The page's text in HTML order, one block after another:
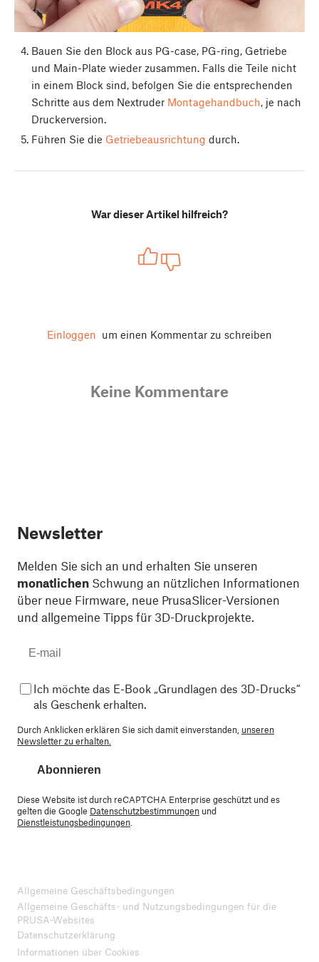
Bauen Sie den Block aus PG-case, PG-ring, Getriebe
und Main-Plate wieder zusammen. Falls die Teile nicht
in einem Block sind, befolgen Sie die entsprechenden
Schritte aus dem Nextruder Montagehandbuch , je nach
Druckerversion.
Führen Sie die Getriebeausrichtung durch.
War dieser Artikel hilfreich?
Einloggen um einen Kommentar zu schreiben
Keine Kommentare
Newsletter
Melden Sie sich an und erhalten Sie unseren
monatlichen Schwung an nützlichen Informationen
über neue Firmware, neue PrusaSlicer-Versionen
und allgemeine Tipps für 3D-Druckprojekte.
Ich möchte das E-Book „Grundlagen des 3D-Drucks“
als Geschenk erhalten.
Durch Anklicken erklären Sie sich damit einverstanden, unseren
Newsletter zu erhalten.
Abonnieren
Diese Website ist durch reCAPTCHA Enterprise geschützt und es
gelten die Google Datenschutzbestimmungen und
Dienstleistungsbedingungen
Allgemeine Geschäftsbedingungen
Allgemeine Geschäfts- und Nutzungsbedingungen für die
PRUSA-Websites
Datenschutzerklärung
Informationen über Cookies